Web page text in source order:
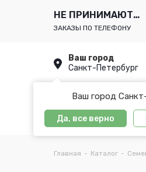
НЕ ПРИНИМАЮТСЯ
ЗАКАЗЫ ПО ТЕЛЕФОНУ
Ваш город
Санкт-Петербург
Ваш город
Да, все верно
Главная - Каталог -